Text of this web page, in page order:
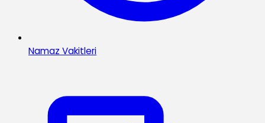
Namaz Vakitleri